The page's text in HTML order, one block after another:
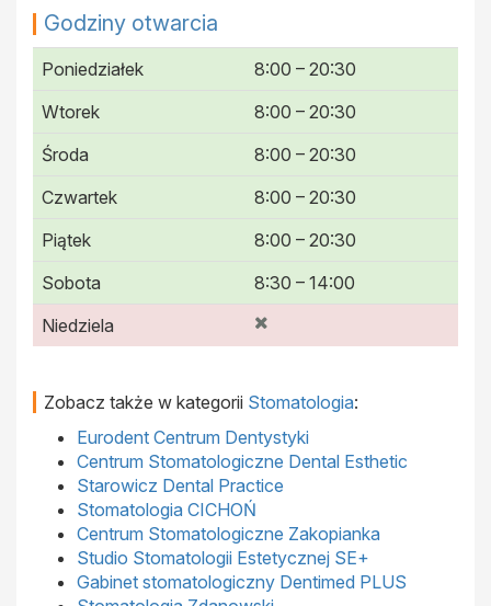
Godziny otwarcia
Poniedziałek
8:00 – 20:30
Wtorek
8:00 – 20:30
Środa
8:00 – 20:30
Czwartek
8:00 – 20:30
Piątek
8:00 – 20:30
Sobota
8:30 – 14:00
Niedziela
Zobacz także w kategorii Stomatologia:
Eurodent Centrum Dentystyki
Centrum Stomatologiczne Dental Esthetic
Starowicz Dental Practice
Stomatologia CICHOŃ
Centrum Stomatologiczne Zakopianka
Studio Stomatologii Estetycznej SE+
Gabinet stomatologiczny Dentimed PLUS